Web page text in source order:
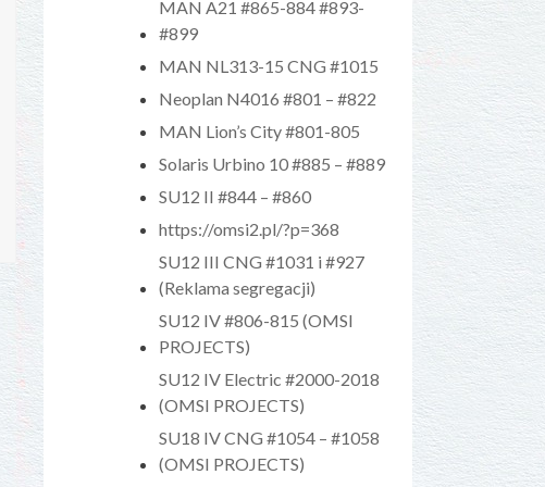
MAN A21 #865-884 #893-
#899
MAN NL313-15 CNG #1015
Neoplan N4016 #801 – #822
MAN Lion’s City #801-805
Solaris Urbino 10 #885 – #889
SU12 II #844 – #860
https://omsi2.pl/?p=368
SU12 III CNG #1031 i #927
(Reklama segregacji)
SU12 IV #806-815 (OMSI
PROJECTS)
SU12 IV Electric #2000-2018
(OMSI PROJECTS)
SU18 IV CNG #1054 – #1058
(OMSI PROJECTS)